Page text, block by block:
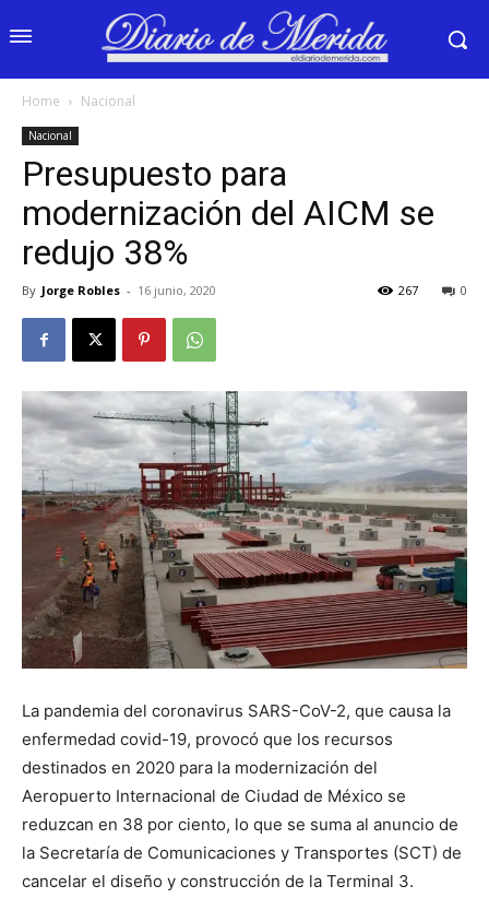
Home Nacional
Nacional
Presupuesto para
modernización del AICM se
redujo 38%
By Jorge Robles - 16 junio, 2020 0
267
La pandemia del coronavirus SARS-CoV-2, que causa la
enfermedad covid-19, provocó que los recursos
destinados en 2020 para la modernización del
Aeropuerto Internacional de Ciudad de México se
reduzcan en 38 por ciento, lo que se suma al anuncio de
la Secretaría de Comunicaciones y Transportes (SCT) de
cancelar el diseño y construcción de la Terminal 3.